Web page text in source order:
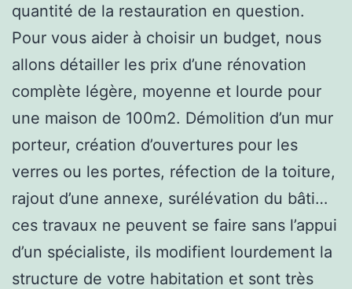
quantité de la restauration en question.
Pour vous aider à choisir un budget, nous
allons détailler les prix d’une rénovation
complète légère, moyenne et lourde pour
une maison de 100m2. Démolition d’un mur
porteur, création d’ouvertures pour les
verres ou les portes, réfection de la toiture,
rajout d’une annexe, surélévation du bâti…
ces travaux ne peuvent se faire sans l’appui
d’un spécialiste, ils modifient lourdement la
structure de votre habitation et sont très